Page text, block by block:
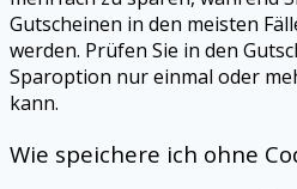
Gutscheinen in den meisten
werden. Prüfen Sie in den
Sparoption nur einmal oder
kann.
Wie speichere ich ohne